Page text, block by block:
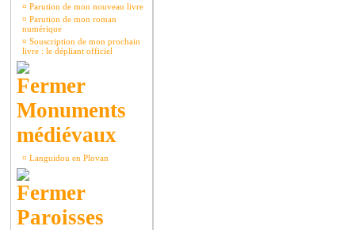
¤ Parution de mon nouveau livre
¤ Parution de mon roman
numérique
¤ Souscription de mon prochain
livre : le dépliant officiel
Monuments
médiévaux
¤ Languidou en Plovan
Paroisses